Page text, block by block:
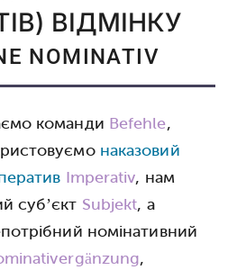
ВІДМІНКУ
NOMINATIV
команди Befehle,
наказовий
Imperativ, нам
суб’єкт Subjekt, а
номінативний
,